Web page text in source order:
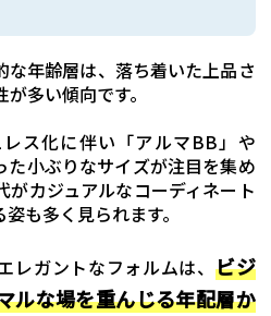
な年齢層は、落ち着いた上品さ
多い傾向です。
ス化に伴い「アルマBB」や
た小ぶりなサイズが注目を集め
がカジュアルなコーディネート
も多く見られます。
レガントなフォルムは、 ビジ
ルな場を重んじる年配層か